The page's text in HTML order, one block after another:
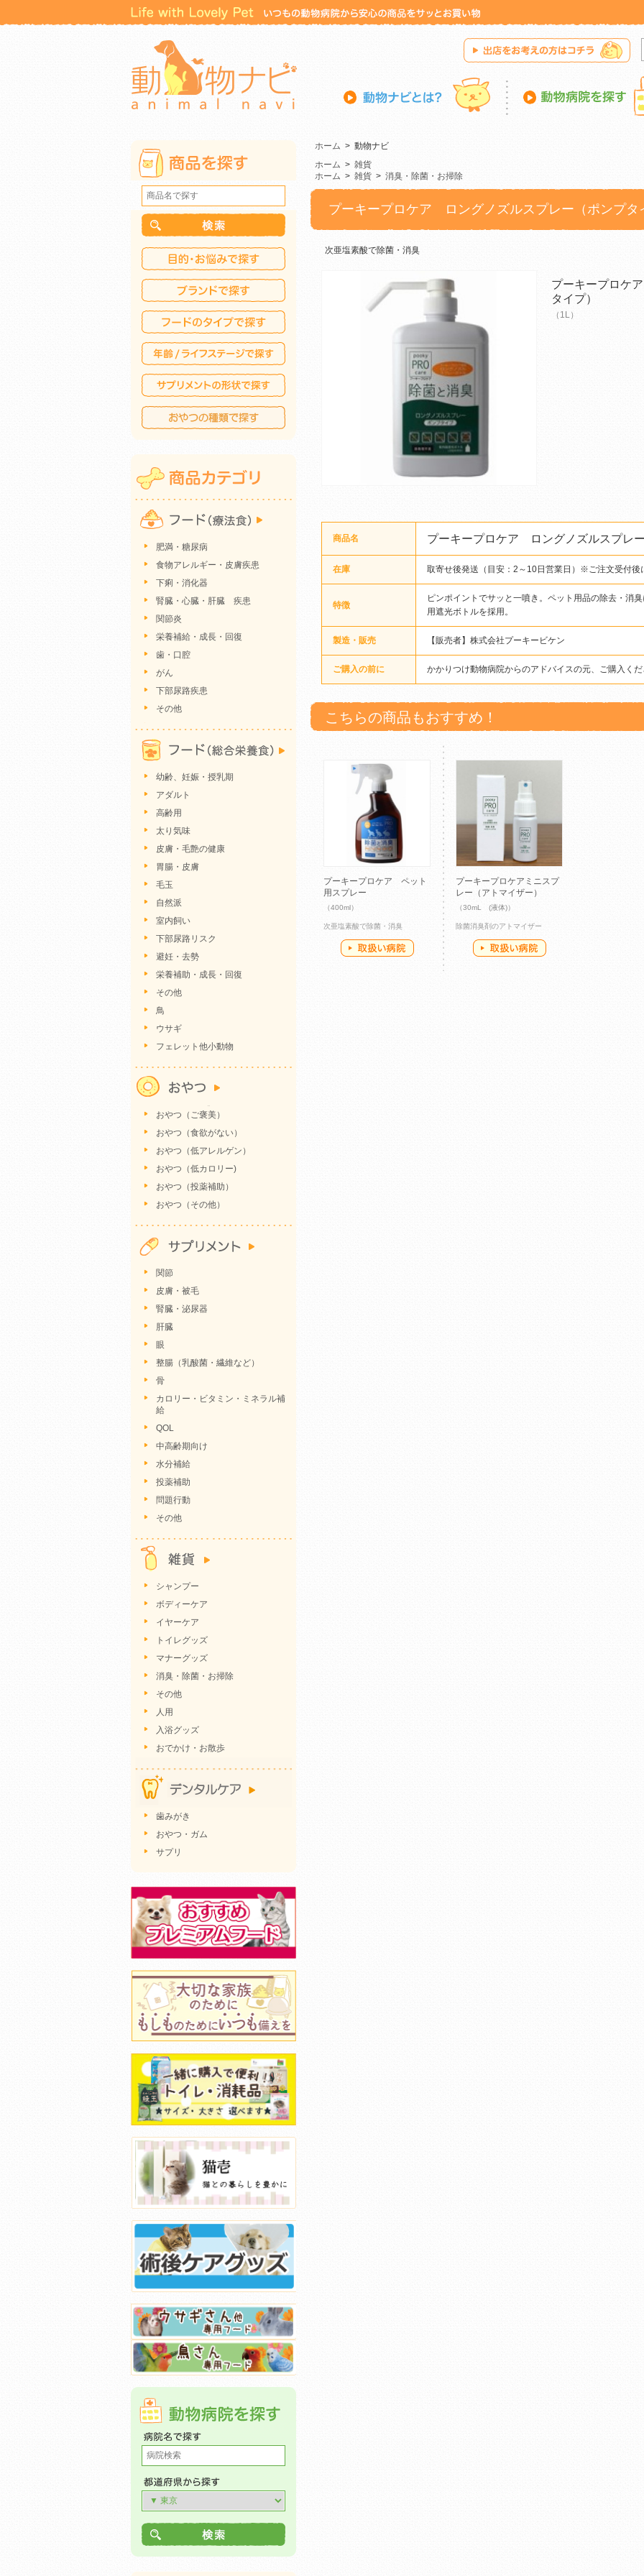
ホーム > 動物ナビ
ホーム > 雑貨
ホーム > 雑貨 > 消臭・除菌・お掃除
プーキープロケア ロングノズルスプレー（ポンプタ
次亜塩素酸で除菌・消臭
プーキープロケ
タイプ）
（1L）
商品名 プーキープロケア ロングノズルスプレ
在庫 取寄せ後発送（目安：2～10日営業日）※ご注文受付後
特徴
ピンポイントでサッと一噴き。ペット用品の除去・消
用遮光ボトルを採用。
製造・販売 【販売者】株式会社プーキービケン
ご購入の前に かかりつけ動物病院からのアドバイスの元、ご購入く
こちらの商品もおすすめ！
プーキープロケア ペット
用スプレー
（400ml）
次亜塩素酸で除菌・消臭
プーキープロケアミニスプ
レー（アトマイザー）
（30mL (液体)）
除菌消臭剤のアトマイザー
肥満・糖尿病
食物アレルギー・皮膚疾患
下痢・消化器
腎臓・心臓・肝臓 疾患
関節炎
栄養補給・成長・回復
歯・口腔
がん
下部尿路疾患
その他
幼齢、妊娠・授乳期
アダルト
高齢用
太り気味
皮膚・毛艶の健康
胃腸・皮膚
毛玉
自然派
室内飼い
下部尿路リスク
避妊・去勢
栄養補助・成長・回復
その他
鳥
ウサギ
フェレット他小動物
おやつ（ご褒美）
おやつ（食欲がない）
おやつ（低アレルゲン）
おやつ（低カロリー)
おやつ（投薬補助）
おやつ（その他）
関節
皮膚・被毛
腎臓・泌尿器
肝臓
眼
整腸（乳酸菌・繊維など）
骨
カロリー・ビタミン・ミネラル補
給
QOL
中高齢期向け
水分補給
投薬補助
問題行動
その他
シャンプー
ボディーケア
イヤーケア
トイレグッズ
マナーグッズ
消臭・除菌・お掃除
その他
人用
入浴グッズ
おでかけ・お散歩
歯みがき
おやつ・ガム
サプリ